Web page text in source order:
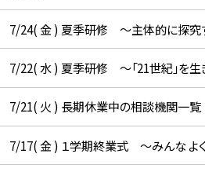
7/24( 金 ) 夏季研修 ～主体的に探究
7/22( 水 ) 夏季研修 ～「21世紀」を生
7/21( 火 ) 長期休業中の相談機関一覧
7/17( 金 ) １学期終業式 ～みんな よ